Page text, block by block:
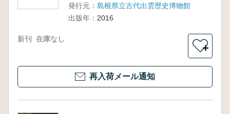
発行元： 島根県立古代出雲歴史博物館
出版年： 2016
新刊 在庫なし
＋
再入荷メール通知